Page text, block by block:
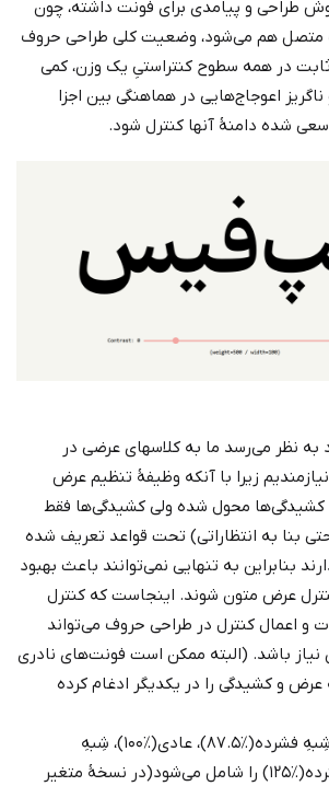
طراحی و پیامدی برای فونت داشته، چون
هم می‌شود، وضعیت کلی طراحی حروف
در همه سطوح کنتراستیِ یک وزن، کمی
اعوجاج‌هایی در هماهنگی بین اجزا
شده دامنۀ آنها کنترل شود.
به نظر می‌رسد ما به کلاسهای عرضی در
زیرا با آنکه وظیفۀ تنظیم عرض
کشیدگی‌ها محول شده ولی کشیدگی‌ها فقط
بنا به انتظاراتی) تحت قواعد تعریف شده
بنابراین به تنهایی نمی‌توانند باعث بهبود
عرض متون شوند. اینجاست که کنترل
و اعمال کنترل در طراحی حروف می‌تواند
نیاز باشد. (البته ممکن است فونت‌های نادری
و کشیدگی را در یکدیگر ادغام کرده
کهربا، ۴ کلاس عرضیِ شِبهِ فشرده(٪۸۷.۵)، عادی(٪۱۰۰)، شِبهِ
گسترده(٪۱۱۲.۵) و گسترده(٪۱۲۵) را شامل می‌شود(در نسخۀ متغیر